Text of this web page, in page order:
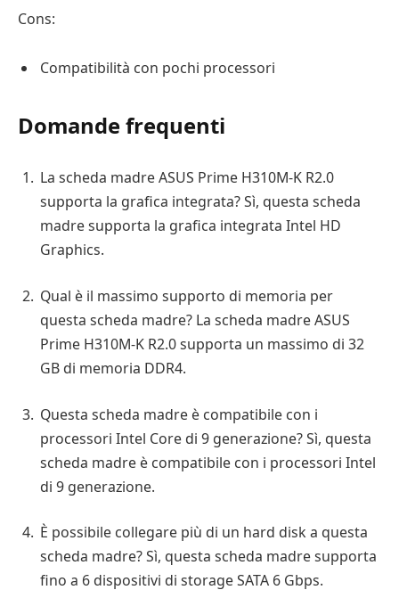
Cons:
Compatibilità con pochi processori
Domande frequenti
La scheda madre ASUS Prime H310M-K R2.0
supporta la grafica integrata? Sì, questa scheda
madre supporta la grafica integrata Intel HD
Graphics.
Qual è il massimo supporto di memoria per
questa scheda madre? La scheda madre ASUS
Prime H310M-K R2.0 supporta un massimo di 32
GB di memoria DDR4.
Questa scheda madre è compatibile con i
processori Intel Core di 9 generazione? Sì, questa
scheda madre è compatibile con i processori Intel
di 9 generazione.
È possibile collegare più di un hard disk a questa
scheda madre? Sì, questa scheda madre supporta
fino a 6 dispositivi di storage SATA 6 Gbps.